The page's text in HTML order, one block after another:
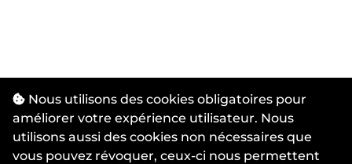
Nous utilisons des cookies obligatoires pour
améliorer votre expérience utilisateur. Nous
utilisons aussi des cookies non nécessaires que
vous pouvez révoquer, ceux-ci nous permettent